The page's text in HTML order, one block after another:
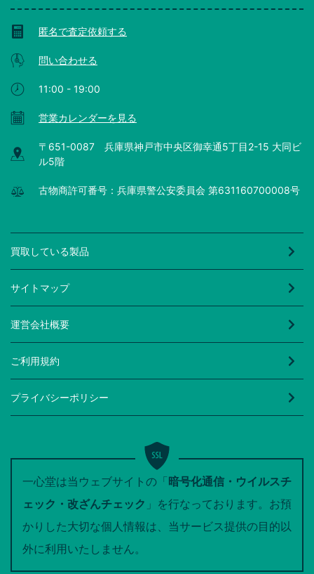
匿名で査定依頼する
問い合わせる
11:00 - 19:00
営業カレンダーを見る
〒651-0087 兵庫県神戸市中央区御幸通5丁目2-15 大同ビ
ル5階
古物商許可番号：兵庫県警公安委員会 第631160700008号
買取している製品
サイトマップ
運営会社概要
ご利用規約
プライバシーポリシー
一心堂は当ウェブサイトの「暗号化通信・ウイルスチ
ェック・改ざんチェック 」を行なっております。お預
かりした大切な個人情報は、当サービス提供の目的以
外に利用いたしません。